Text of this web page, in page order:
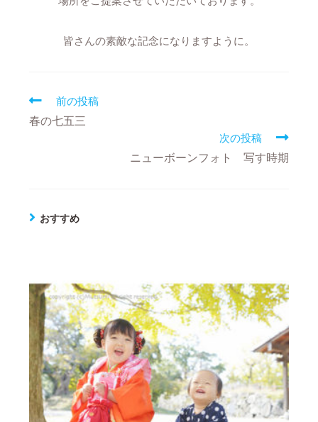
皆さんの素敵な記念になりますように。
前の投稿
春の七五三
次の投稿
ニューボーンフォト 写す時期
おすすめ